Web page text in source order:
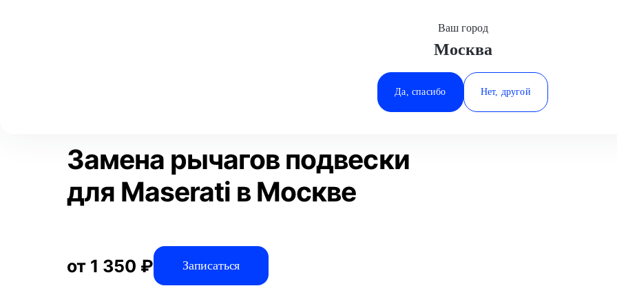
Минеральные Воды
Ростов-на-Дону
Ставрополь
Ваш город
Москва
Да, спасибо Нет, другой
Замена рычагов подвески Maserati
Статьи
Замена рычагов подвески
для Maserati в Москве
от 1 350 ₽ Записаться